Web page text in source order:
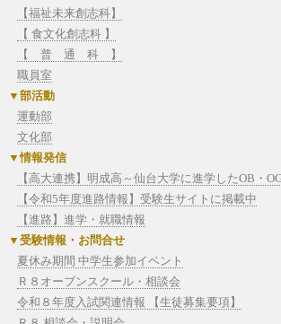
【福祉未来創志科】
【 食文化創志科 】
【 普 通 科 】
職員室
部活動
運動部
文化部
情報発信
【高大連携】明成高～仙台大学に進学したOB・
【令和5年度進路情報】受験生サイトに掲載中
【進路】進学・就職情報
受験情報・お問合せ
夏休み期間 中学生参加イベント
Ｒ８オープンスクール・相談会
令和８年度入試関連情報 【生徒募集要項】